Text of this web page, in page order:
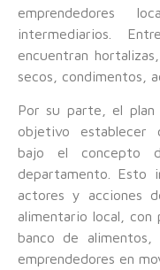
emprendedores
intermediarios.
encuentran
secos, condimentos,
Por su parte, el plan
objetivo establecer
bajo el concepto
departamento. Esto
actores y acciones
alimentario local, con
banco de
emprendedores en